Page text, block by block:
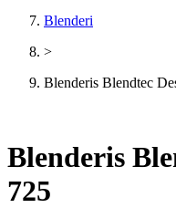
Blenderi
>
Blenderis Blendtec
Blenderis
725